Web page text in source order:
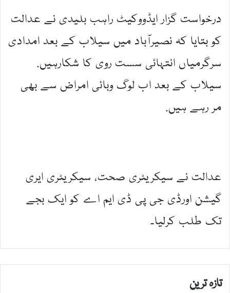
درخواست گزار ایڈووکیٹ راہب بلیدی نے عدالت
کو بتایا کہ نصیرآباد میں سیلاب کے بعد امدادی
سرگرمیاں انتہائی سست روی کا شکارہیں.
سیلاب کے بعد اب لوگ وبائی امراض سے بھی
مر رہے ہیں.
عدالت نے سیکریٹری صحت، سیکریٹری ایری
گیشن اورڈی جی پی ڈی ایم اے کو ایک بجے
تک طلب کرلیا۔
تازہ ترین